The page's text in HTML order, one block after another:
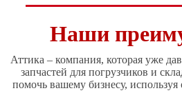
Наши
Аттика – компания, которая уже
запчастей для погрузчиков и
помочь вашему бизнесу,